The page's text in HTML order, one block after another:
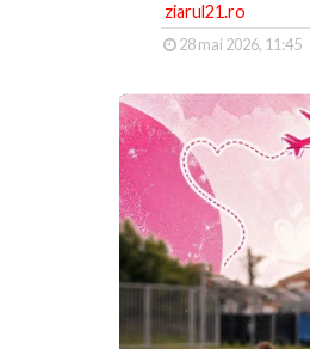
ziarul21.ro
28 mai 2026, 11:45